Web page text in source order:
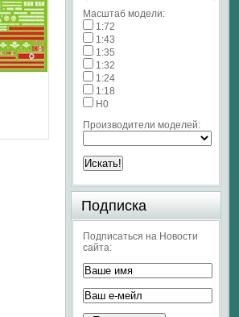
Масштаб модели:
1:72
1:43
1:35
1:32
1:24
1:18
H0
Производители моделей:
Подписка
Подписаться на Новости
сайта: